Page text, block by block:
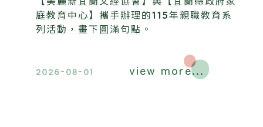
親職教育系列活動圓滿落
庭教育中心】攜手辦理的115年親職教育系
列活動，畫下圓滿句點。
2026-08-01 view more...